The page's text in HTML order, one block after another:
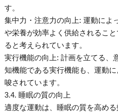
す。
集中力・注意力の向上: 運動によ
や栄養が効率よく供給されるこ
ると考えられています。
実行機能の向上: 計画を立てる、
知機能である実行機能も、運動
唆されています。
3.4. 睡眠の質の向上
適度な運動は、睡眠の質を高める